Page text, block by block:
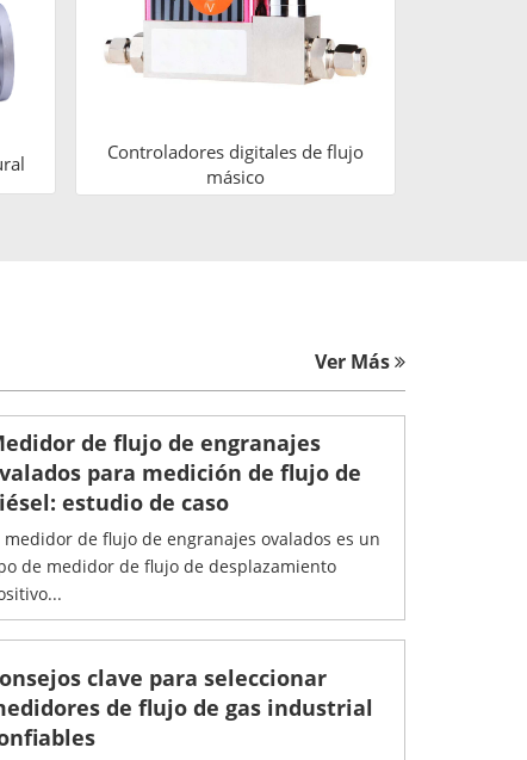
Controladores digitales de flujo
másico
Ver Más
de flujo de engranajes
para medición de flujo de
estudio de caso
medidor de flujo de engranajes ovalados es un
de medidor de flujo de desplazamiento
clave para seleccionar
de flujo de gas industrial